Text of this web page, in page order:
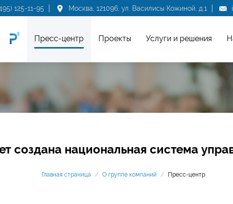
125-11-95 Москва, 121096, ул. Василисы Кожиной, д.1
Пресс-центр Проекты Услуги и решения
создана национальная система
Главная страница / О группе компаний / Пресс-центр